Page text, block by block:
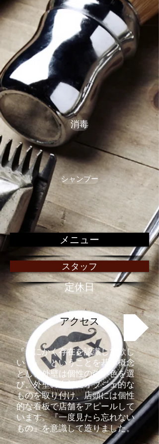
消毒
シャンプー
メニュー
スタッフ
定休日
アクセス
『とにかく存在を認識して欲し
い！』 ということを基本概念
とし、外壁は個性の強い色を選
び、外壁の上部にオブジェ的な
ものを取り付け、店頭には個性
的な看板で店舗をアピールして
います。『一度見たら忘れない
もの』を意識して造りました。